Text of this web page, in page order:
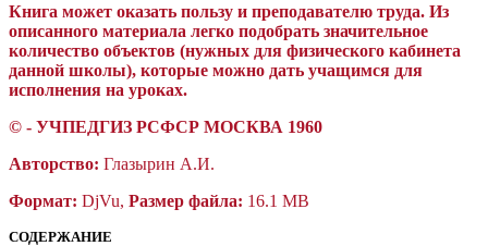
Книга может оказать пользу и преподавателю труда. Из
описанного материала легко подобрать значительное
количество объектов (нужных для физического кабинета
данной школы), которые можно дать учащимся для
исполнения на уроках.
© - УЧПЕДГИЗ РСФСР МОСКВА 1960
Авторство: Глазырин А.И.
Формат: DjVu, Размер файла: 16.1 MB
СОДЕРЖАНИЕ